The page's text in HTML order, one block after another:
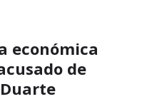
económica
de